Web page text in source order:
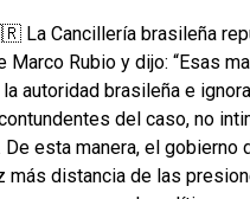
La Cancillería brasileña
Marco Rubio y dijo: “Esas
la autoridad brasileña e
del caso, no
De esta manera, el gobierno
más distancia de las